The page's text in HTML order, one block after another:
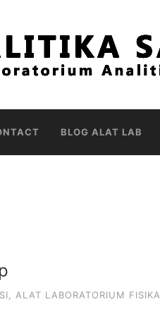
BLOG ALAT LAB
ALAT LABORATORIUM FISIKA